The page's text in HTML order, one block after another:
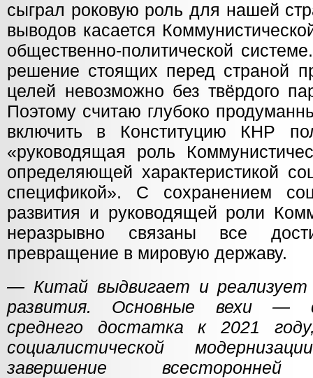
сыграл роковую роль для нашей
выводов касается
общественно-политической
решение стоящих перед страной
целей невозможно без твёрдого
Поэтому считаю глубоко
включить в Конституцию КНР
«руководящая роль
определяющей характеристикой
спецификой». С сохранением
развития и руководящей роли
неразрывно связаны все
превращение в мировую державу.
— Китай выдвигает и реализует
развития. Основные вехи —
среднего достатка к 2021
социалистической
завершение всесторонней